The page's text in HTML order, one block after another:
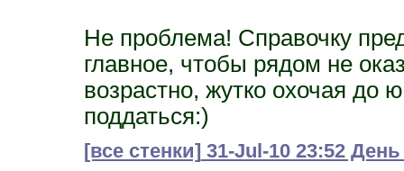
Не проблема! Справочку
главное, чтобы рядом не
возрастно, жутко охочая до
поддаться:)
[все стенки] 31-Jul-10 23:52